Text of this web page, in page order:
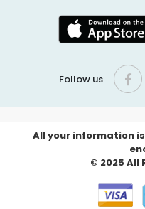
Follow us
All your information
© 2025 All